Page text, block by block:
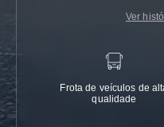
Ver
Frota de veículos de
qualidade